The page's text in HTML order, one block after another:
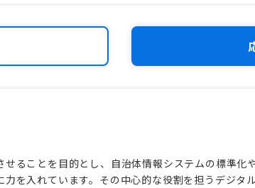
ることを目的とし、自治体情報システムの標準化
を入れています。その中心的な役割を担うデジタ